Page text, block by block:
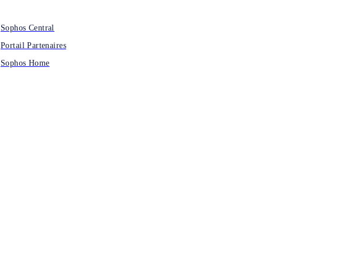
Sophos Central
Portail Partenaires
Sophos Home